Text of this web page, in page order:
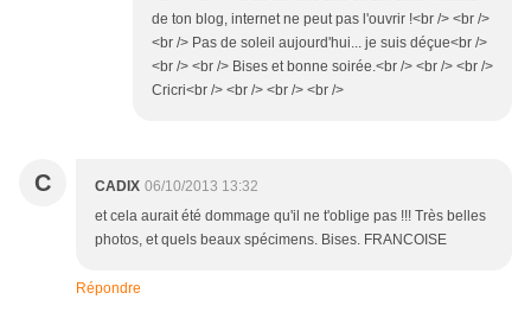
de ton blog, internet ne peut pas l'ouvrir !<br /> <br />
<br /> Pas de soleil aujourd'hui... je suis déçue<br />
<br /> <br /> Bises et bonne soirée.<br /> <br /> <br />
Cricri<br /> <br /> <br /> <br />
C CADIX 06/10/2013 13:32
et cela aurait été dommage qu'il ne t'oblige pas !!! Très belles
photos, et quels beaux spécimens. Bises. FRANCOISE
Répondre